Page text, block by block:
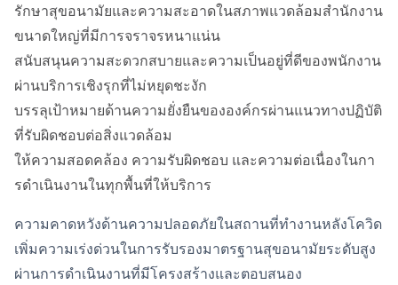
รักษาสุขอนามัยและความสะอาดในสภาพแวดล้อมสํานักงาน
ขนาดใหญ่ที่มีการจราจรหนาแน่น
สนับสนุนความสะดวกสบายและความเป็นอยู่ที่ดีของพนักงาน
ผ่านบริการเชิงรุกที่ไม่หยุดชะงัก
บรรลุเป้าหมายด้านความยั่งยืนขององค์กรผ่านแนวทางปฏิบัติ
ที่รับผิดชอบต่อสิ่งแวดล้อม
ให้ความสอดคล้อง ความรับผิดชอบ และความต่อเนื่องในกา
รดําเนินงานในทุกพื้นที่ให้บริการ
ความคาดหวังด้านความปลอดภัยในสถานที่ทํางานหลังโควิด
เพิ่มความเร่งด่วนในการรับรองมาตรฐานสุขอนามัยระดับสูง
ผ่านการดําเนินงานที่มีโครงสร้างและตอบสนอง